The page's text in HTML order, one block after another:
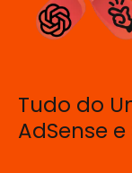
Tudo do
AdSense e